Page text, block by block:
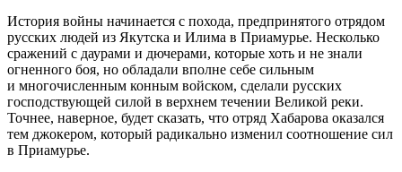
История войны начинается с похода, предпринятого отрядом
русских людей из Якутска и Илима в Приамурье. Несколько
сражений с даурами и дючерами, которые хоть и не знали
огненного боя, но обладали вполне себе сильным
и многочисленным конным войском, сделали русских
господствующей силой в верхнем течении Великой реки.
Точнее, наверное, будет сказать, что отряд Хабарова оказался
тем джокером, который радикально изменил соотношение сил
в Приамурье.